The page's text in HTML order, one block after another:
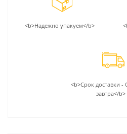
<b>Надежно упакуем</b>
<b>Срок доставки -
завтра</b>